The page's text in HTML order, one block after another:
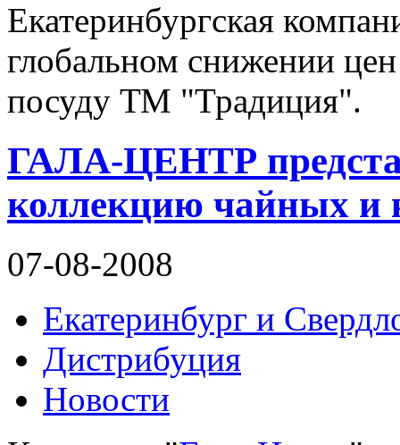
Екатеринбургская
глобальном снижении
посуду ТМ "Традиция".
ГАЛА-ЦЕНТР
коллекцию чайных и
07-08-2008
Екатеринбург и
Дистрибуция
Новости